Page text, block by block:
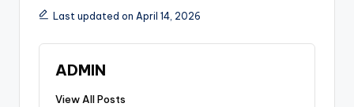
Last updated on April 14, 2026
ADMIN
View All Posts